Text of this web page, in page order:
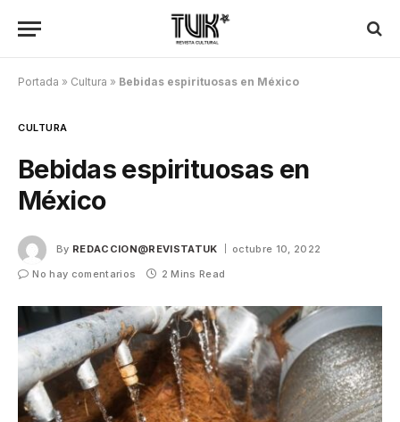
Portada » Cultura » Bebidas espirituosas en México
CULTURA
Bebidas espirituosas en
México
By REDACCION@REVISTATUK
octubre 10, 2022
No hay comentarios
2 Mins Read